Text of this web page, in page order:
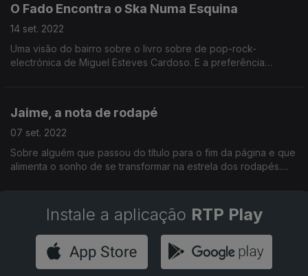
O Fado Encontra o Ska Numa Esquina
14 set. 2022
Uma visão do bairro sobre o livro sobre de pop-rock-
electrónica de Miguel Esteves Cardoso. E a preferência
Jaime, a nota de rodapé
07 set. 2022
Sobre alguém que passou do título para o fim da página e que
alimenta o sonho de se transformar na estrela dos rodapés.
Instale a aplicação RTP Play